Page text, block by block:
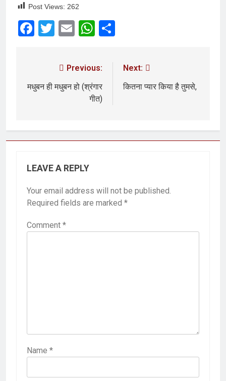
Post Views: 262
Facebook
Twitter
EmailWhatsApp
Previous:
मधुबन ही मधुबन हो (श्रंगार
गीत)
Next:
कितना प्यार किया है तुमसे,
LEAVE A REPLY
Your email address will not be published.
Required fields are marked *
Comment *
Name *